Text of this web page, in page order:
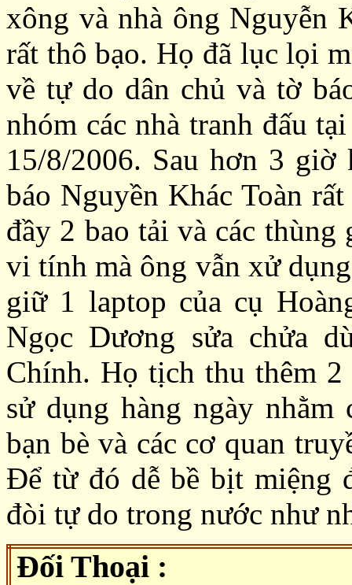
xông và nhà ông Nguyễn
rất thô bạo. Họ đã lục lọi
về tự do dân chủ và tờ
nhóm các nhà tranh đấu
15/8/2006. Sau hơn 3
báo Nguyền Khác Toàn
đầy 2 bao tải và các
vi tính mà ông vẫn xử
giữ 1 laptop của cụ
Ngọc Dương sửa chửa
Chính. Họ tịch thu thêm 2
sử dụng hàng ngày
bạn bè và các cơ quan
Để từ đó dễ bề bịt miệng
đòi tự do trong nước như
Đối Thoại :